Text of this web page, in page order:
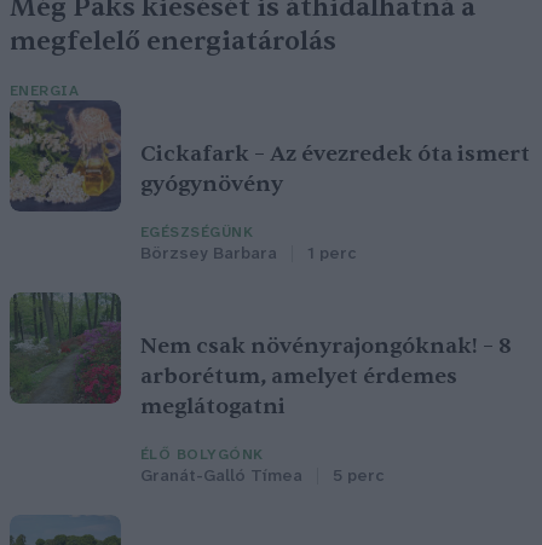
megfelelő energiatárolás
ENERGIA
Cickafark – Az évezredek óta ismert
gyógynövény
EGÉSZSÉGÜNK
Börzsey Barbara 1 perc
Nem csak növényrajongóknak! – 8
arborétum, amelyet érdemes
meglátogatni
ÉLŐ BOLYGÓNK
Granát-Galló Tímea 5 perc